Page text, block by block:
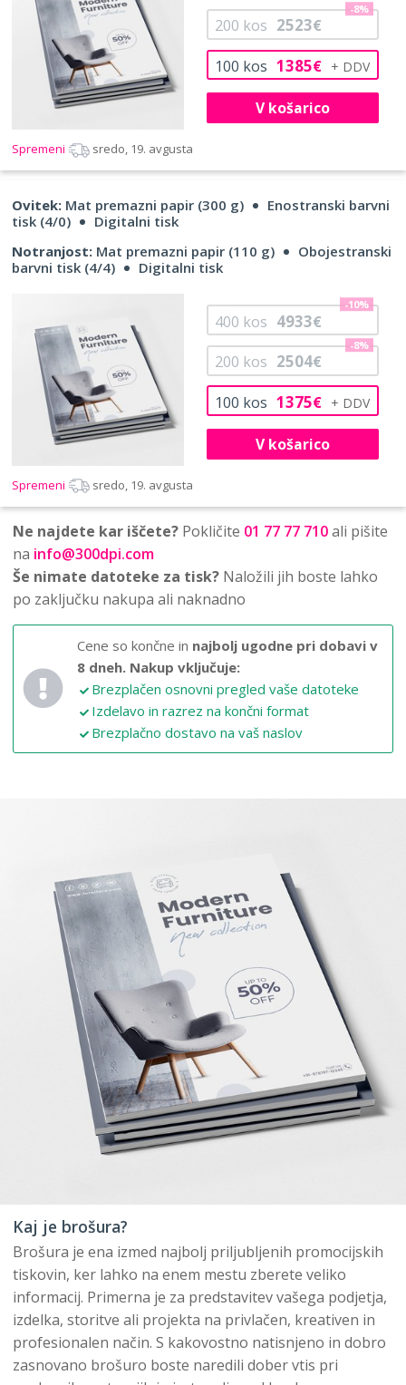
100 kos 1385€
200 kos 2523€
-8%
V košarico
Spremeni sredo, 19. avgusta
Ovitek: Mat premazni papir (300 g)
Enostranski barvni
tisk (4/0)
Digitalni tisk
Notranjost: Mat premazni papir (110 g)
Obojestranski
barvni tisk (4/4)
Digitalni tisk
100 kos 1375€
200 kos 2504€
-8%
400 kos 4933€
-10%
V košarico
Spremeni sredo, 19. avgusta
Ne najdete kar iščete? Pokličite 01 77 77 710ali pišite
na info@300dpi.com
Še nimate datoteke za tisk? Naložili jih boste lahko
po zaključku nakupa ali naknadno
Cene so končne in najbolj ugodne pri dobavi v
8 dneh. Nakup vključuje:
Brezplačen osnovni pregled vaše datoteke
Izdelavo in razrez na končni format
Brezplačno dostavo na vaš naslov
Kaj je brošura?
Brošura je ena izmed najbolj priljubljenih promocijskih
tiskovin, ker lahko na enem mestu zberete veliko
informacij. Primerna je za predstavitev vašega podjetja,
izdelka, storitve ali projekta na privlačen, kreativen in
profesionalen način. S kakovostno natisnjeno in dobro
zasnovano brošuro boste naredili dober vtis pri